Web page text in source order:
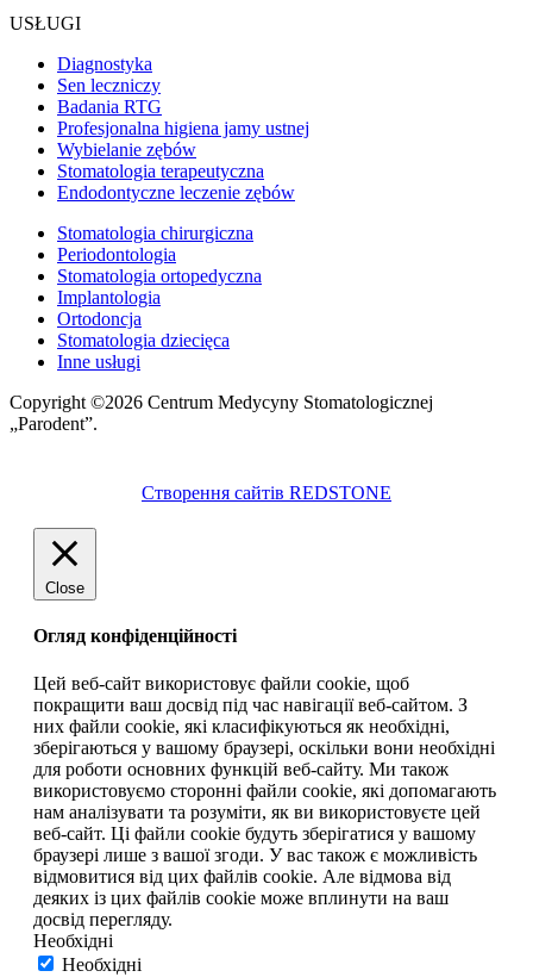
USŁUGI
Diagnostyka
Sen leczniczy
Badania RTG
Profesjonalna higiena jamy ustnej
Wybielanie zębów
Stomatologia terapeutyczna
Endodontyczne leczenie zębów
Stomatologia chirurgiczna
Periodontologia
Stomatologia ortopedyczna
Implantologia
Ortodoncja
Stomatologia dziecięca
Inne usługi
Copyright ©2026 Centrum Medycyny Stomatologicznej
„Parodent”.
Створення сайтів REDSTONE
Close
Огляд конфіденційності
Цей веб-сайт використовує файли cookie, щоб
покращити ваш досвід під час навігації веб-сайтом. З
них файли cookie, які класифікуються як необхідні,
зберігаються у вашому браузері, оскільки вони необхідні
для роботи основних функцій веб-сайту. Ми також
використовуємо сторонні файли cookie, які допомагають
нам аналізувати та розуміти, як ви використовуєте цей
веб-сайт. Ці файли cookie будуть зберігатися у вашому
браузері лише з вашої згоди. У вас також є можливість
відмовитися від цих файлів cookie. Але відмова від
деяких із цих файлів cookie може вплинути на ваш
досвід перегляду.
Необхідні
Необхідні